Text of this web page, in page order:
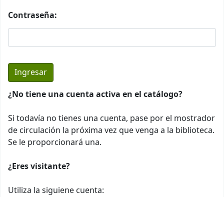
Contraseña:
¿No tiene una cuenta activa en el catálogo?
Si todavía no tienes una cuenta, pase por el mostrador
de circulación la próxima vez que venga a la biblioteca.
Se le proporcionará una.
¿Eres visitante?
Utiliza la siguiene cuenta: